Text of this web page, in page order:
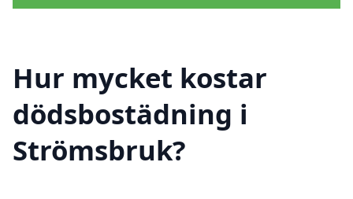
Hur mycket kostar
dödsbostädning i
Strömsbruk?